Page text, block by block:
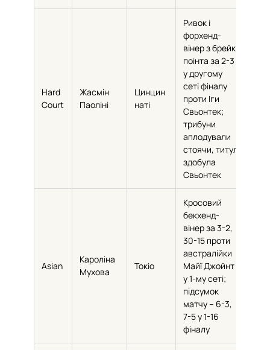
Hard
Court
Жасмін
Паоліні
Цинцин
наті
Ривок і
форхенд-
вінер з брейк-
поінта за 2-3
у другому
сеті фіналу
проти Іги
Свьонтек;
трибуни
аплодували
стоячи, титул
здобула
Свьонтек
Asian
Кароліна
Мухова
Токіо
Кросовий
бекхенд-
вінер за 3-2,
30-15 проти
австралійки
Майї Джойнт
у 1-му сеті;
підсумок
матчу – 6-3,
7-5 у 1-16
фіналу